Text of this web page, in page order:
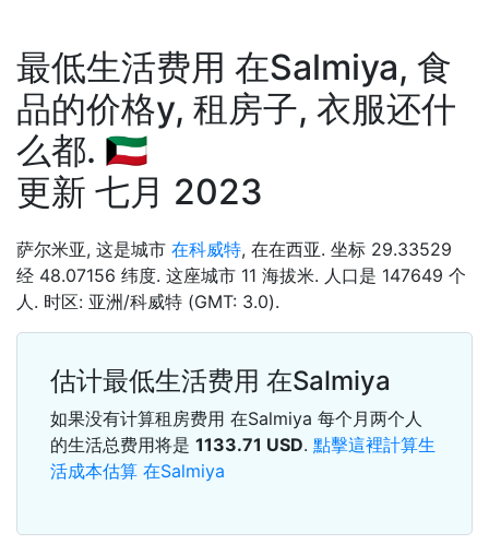
最低生活费用 在Salmiya, 食
品的价格у, 租房子, 衣服还什
么都. 🇰🇼
更新 七月 2023
萨尔米亚, 这是城市 在科威特, 在在西亚. 坐标 29.33529
经 48.07156 纬度. 这座城市 11 海拔米. 人口是 147649 个
人. 时区: 亚洲/科威特 (GMT: 3.0).
估计最低生活费用 在Salmiya
如果没有计算租房费用 在Salmiya 每个月两个人
的生活总费用将是 1133.71 USD. 點擊這裡計算生
活成本估算 在Salmiya